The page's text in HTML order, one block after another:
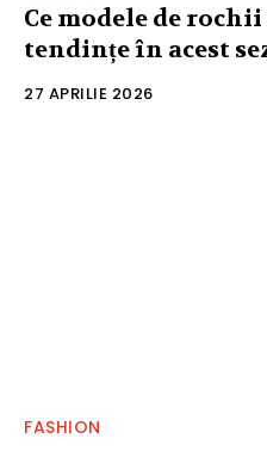
Ce modele de
tendințe în acest
27 APRILIE 2026
FASHION